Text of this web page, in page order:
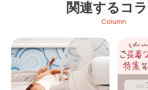
関連するコ
Column